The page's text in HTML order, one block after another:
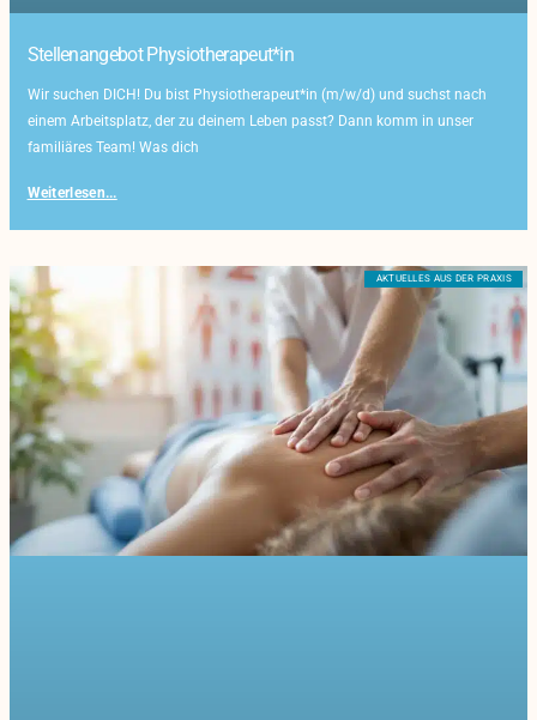
Stellenangebot Physiotherapeut*in
Wir suchen DICH! Du bist Physiotherapeut*in (m/w/d) und suchst nach
einem Arbeitsplatz, der zu deinem Leben passt? Dann komm in unser
familiäres Team! Was dich
Weiterlesen...
AKTUELLES AUS DER PRAXIS